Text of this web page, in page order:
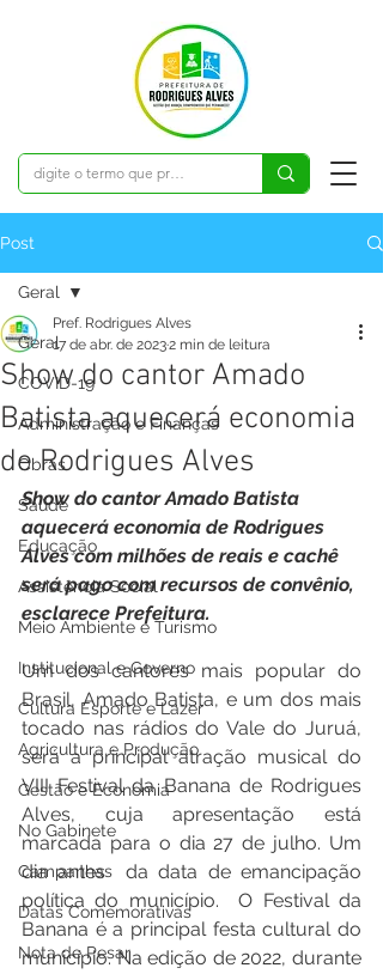
Post
Geral
COVID-19
Administração e Finanças
Obras
Saúde
Educação
Assistência Social
Meio Ambiente e Turismo
Institucional e Governo
Cultura Esporte e Lazer
Agricultura e Produção
Gestão e Economia
No Gabinete
Campanhas
Datas Comemorativas
Nota de Pesar
Geral
Show do cantor Amado
Batista aquecerá economia
de Rodrigues Alves
Pref. Rodrigues Alves
17 de abr. de 20232 min de leitura
Show do cantor Amado Batista
aquecerá economia de Rodrigues
Alves com milhões de reais e cachê
será pago com recursos de convênio,
esclarece Prefeitura.
Um dos cantores mais popular do
Brasil, Amado Batista, e um dos mais
tocado nas rádios do Vale do Juruá,
será a principal atração musical do
VIII Festival da Banana de Rodrigues
Alves, cuja apresentação está
marcada para o dia 27 de julho. Um
dia antes  da data de emancipação
política do município.  O Festival da
Banana é a principal festa cultural do
município. Na edição de 2022, durante